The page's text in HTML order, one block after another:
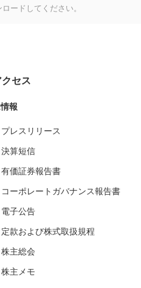
ードしてください。
クセス
報
プレスリリース
決算短信
有価証券報告書
コーポレートガバナンス報告書
電子公告
定款および株式取扱規程
株主総会
株主メモ